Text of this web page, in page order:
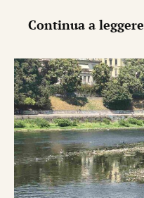
Continua a leggere